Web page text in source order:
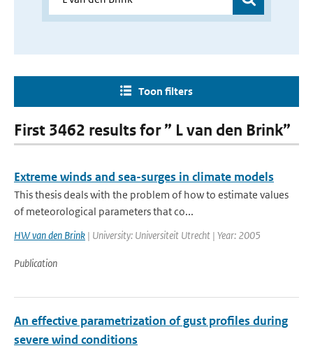
Toon filters
First 3462 results for ” L van den Brink”
Extreme winds and sea-surges in climate models
This thesis deals with the problem of how to estimate values
of meteorological parameters that co...
HW van den Brink | University: Universiteit Utrecht | Year: 2005
Publication
An effective parametrization of gust profiles during
severe wind conditions